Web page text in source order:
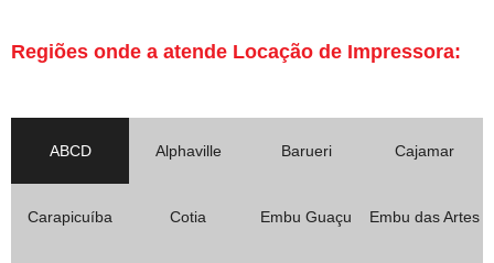
Regiões onde a atende Locação de Impressora:
ABCD Alphaville Barueri Cajamar
Carapicuíba Cotia Embu Guaçu Embu das Artes